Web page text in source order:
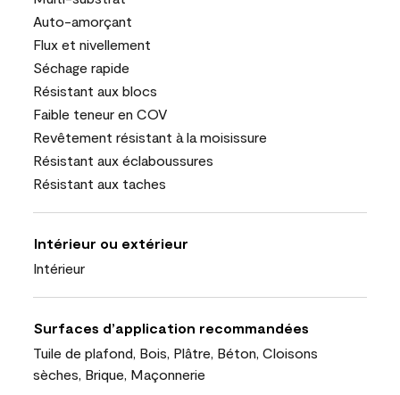
Auto-amorçant
Flux et nivellement
Séchage rapide
Résistant aux blocs
Faible teneur en COV
Revêtement résistant à la moisissure
Résistant aux éclaboussures
Résistant aux taches
Intérieur ou extérieur
Intérieur
Surfaces d’application recommandées
Tuile de plafond, Bois, Plâtre, Béton, Cloisons
sèches, Brique, Maçonnerie